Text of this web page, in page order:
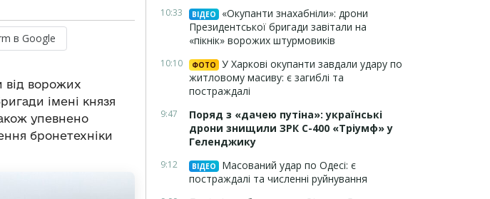
в Google
від ворожих
імені князя
упевнено
бронетехніки
10:33 ВІДЕО
«Окупанти знахабніли»: дрони
Президентської бригади завітали на
«пікнік» ворожих штурмовиків
10:10 ФОТО
У Харкові окупанти завдали удару по
житловому масиву: є загиблі та
постраждалі
9:47
Поряд з «дачею путіна»: українські
дрони знищили ЗРК С-400 «Тріумф» у
Геленджику
9:12 ВІДЕО
Масований удар по Одесі: є
постраждалі та численні руйнування